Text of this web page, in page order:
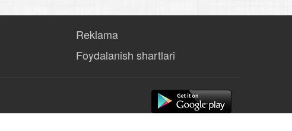
Reklama
Foydalanish shartlari